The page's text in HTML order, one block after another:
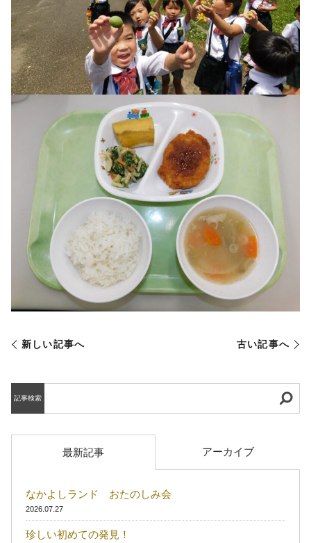
新しい記事へ 古い記事へ
記事検索
最新記事 アーカイブ
なかよしランド おたのしみ会
2026.07.27
珍しい初めての発見！